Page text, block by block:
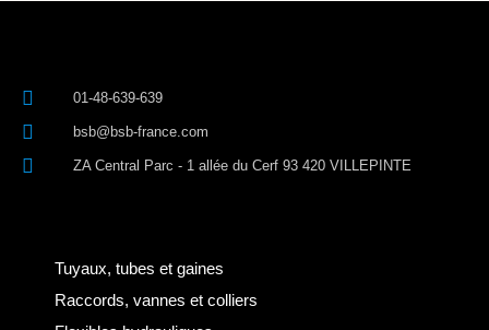
01-48-639-639
bsb@bsb-france.com
ZA Central Parc - 1 allée du Cerf 93 420 VILLEPINTE
Tuyaux, tubes et gaines
Raccords, vannes et colliers